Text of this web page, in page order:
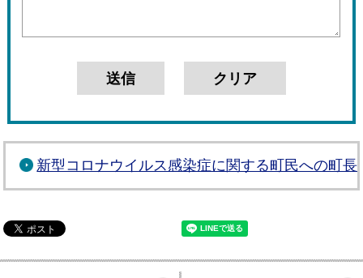
新型コロナウイルス感染症に関する町民への町